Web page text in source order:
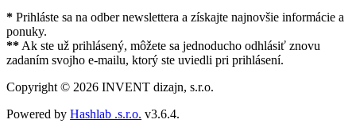
* Prihláste sa na odber newslettera a získajte najnovšie informácie a
ponuky.
** Ak ste už prihlásený, môžete sa jednoducho odhlásiť znovu
zadaním svojho e-mailu, ktorý ste uviedli pri prihlásení.
Copyright © 2026 INVENT dizajn, s.r.o.
Powered by Hashlab .s.r.o. v3.6.4.